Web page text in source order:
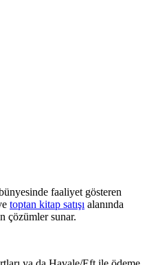
faaliyet gösteren
toptan kitap satışı alanında
çözümler sunar.